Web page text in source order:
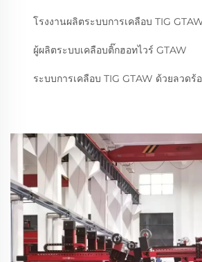
โรงงานผลิตระบบการเคลือบ TIG
ผู้ผลิตระบบเคลือบติ๊กฮอทไวร์ GTAW
ระบบการเคลือบ TIG GTAW ด้วยลวด